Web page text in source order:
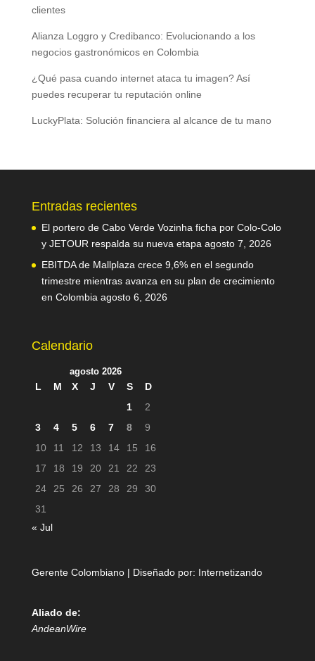
clientes
Alianza Loggro y Credibanco: Evolucionando a los
negocios gastronómicos en Colombia
¿Qué pasa cuando internet ataca tu imagen? Así
puedes recuperar tu reputación online
LuckyPlata: Solución financiera al alcance de tu mano
Entradas recientes
El portero de Cabo Verde Vozinha ficha por Colo-Colo
y JETOUR respalda su nueva etapa agosto 7, 2026
EBITDA de Mallplaza crece 9,6% en el segundo
trimestre mientras avanza en su plan de crecimiento
en Colombia agosto 6, 2026
Calendario
agosto 2026
L M X J V S
D
1
2
3
4 5 6 7 8
9
10
11 12 13 14 15
16
17
18 19 20 21 22
23
24
25 26 27 28 29
30
31
« Jul
Gerente Colombiano | Diseñado por: Internetizando
Aliado de:
AndeanWire